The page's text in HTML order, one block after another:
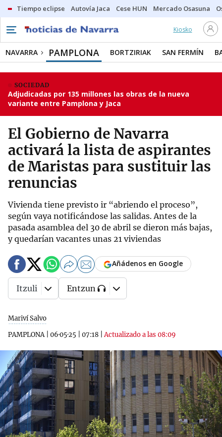
Tiempo eclipse Autovía Jaca Cese HUN Mercado Osasuna
Kiosko
NAVARRA PAMPLONA BORTZIRIAK SAN FERMÍN
SOCIEDAD
Adjudicadas por 135 millones las obras de la nueva
variante entre Pamplona y Jaca
El Gobierno de Navarra
activará la lista de aspirantes
de Maristas para sustituir las
renuncias
Vivienda tiene previsto ir “abriendo el proceso”,
según vaya notificándose las salidas. Antes de la
pasada asamblea del 30 de abril se dieron más bajas,
y quedarían vacantes unas 21 viviendas
Mariví Salvo
PAMPLONA| 06·05·25 07:18 |Actualizado a las 08:09
Añádenos en Google
Itzuli Entzun